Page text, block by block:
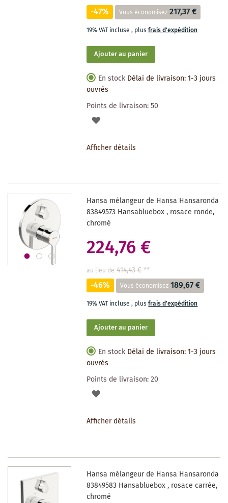
-47% Vous économisez 217,37 €
19% VAT incluse, plusfrais d'expédition
Ajouter au panier
En stock Délai de livraison: 1-3 jours
ouvrés
Points de livraison:50
AJOUTER
SOUHAITS
Afficher détails
Hansa mélangeur de Hansa Hansaronda
83849573 Hansabluebox , rosace ronde,
chromé
224,76 €
au lieu de 414,43 €**
-46% Vous économisez 189,67 €
19% VAT incluse, plusfrais d'expédition
Ajouter au panier
En stock Délai de livraison: 1-3 jours
ouvrés
Points de livraison:20
AJOUTER
SOUHAITS
Afficher détails
Hansa mélangeur de Hansa Hansaronda
83849583 Hansabluebox , rosace carrée,
chromé